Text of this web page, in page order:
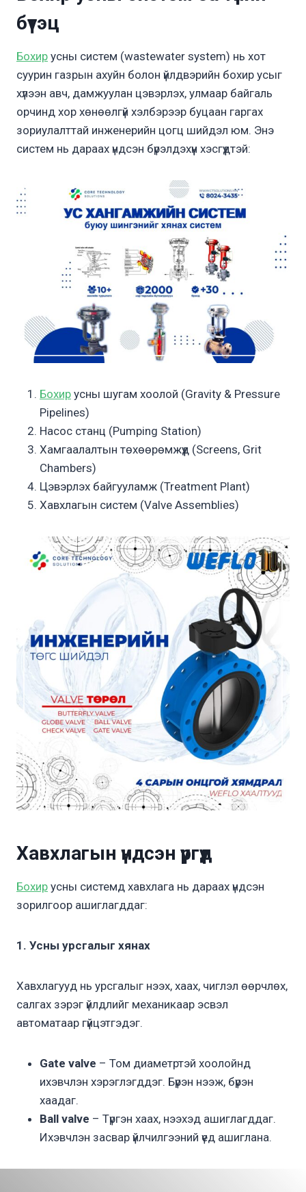
бүтэц
Бохир усны систем (wastewater system) нь хот
суурин газрын ахуйн болон үйлдвэрийн бохир усыг
хүлээн авч, дамжуулан цэвэрлэх, улмаар байгаль
орчинд хор хөнөөлгүй хэлбэрээр буцаан гаргах
зориулалттай инженерийн цогц шийдэл юм. Энэ
систем нь дараах үндсэн бүрэлдэхүүн хэсгүүдтэй:
Бохир усны шугам хоолой (Gravity & Pressure
Pipelines)
Насос станц (Pumping Station)
Хамгаалалтын төхөөрөмжүүд (Screens, Grit
Chambers)
Цэвэрлэх байгууламж (Treatment Plant)
Хавхлагын систем (Valve Assemblies)
Хавхлагын үндсэн үүргүүд
Бохир усны системд хавхлага нь дараах үндсэн
зорилгоор ашиглагддаг:
1. Усны урсгалыг хянах
Хавхлагууд нь урсгалыг нээх, хаах, чиглэл өөрчлөх,
салгах зэрэг үйлдлийг механикаар эсвэл
автоматаар гүйцэтгэдэг.
Gate valve – Том диаметртэй хоолойнд
ихэвчлэн хэрэглэгддэг. Бүрэн нээж, бүрэн
хаадаг.
Ball valve – Түргэн хаах, нээхэд ашиглагддаг.
Ихэвчлэн засвар үйлчилгээний үед ашиглана.